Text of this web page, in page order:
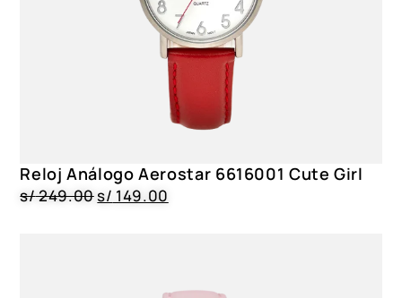
Reloj Análogo Aerostar 6616001 Cute Girl
s/249.00s/ 149.00